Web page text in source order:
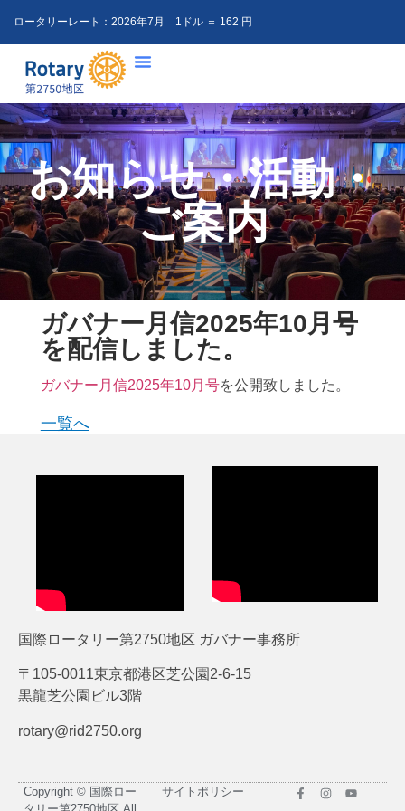
ロータリーレート： 2026年7月 1ドル ＝ 162 円
お知らせ・活動・
ご案内
ガバナー月信2025年10月号
を配信しました。
ガバナー月信2025年10月号を公開致しました。
一覧へ
国際ロータリー第2750地区 ガバナー事務所
〒105-0011東京都港区芝公園2-6-15
黒龍芝公園ビル3階
rotary@rid2750.org
Copyright © 国際ロー
サイトポリシー